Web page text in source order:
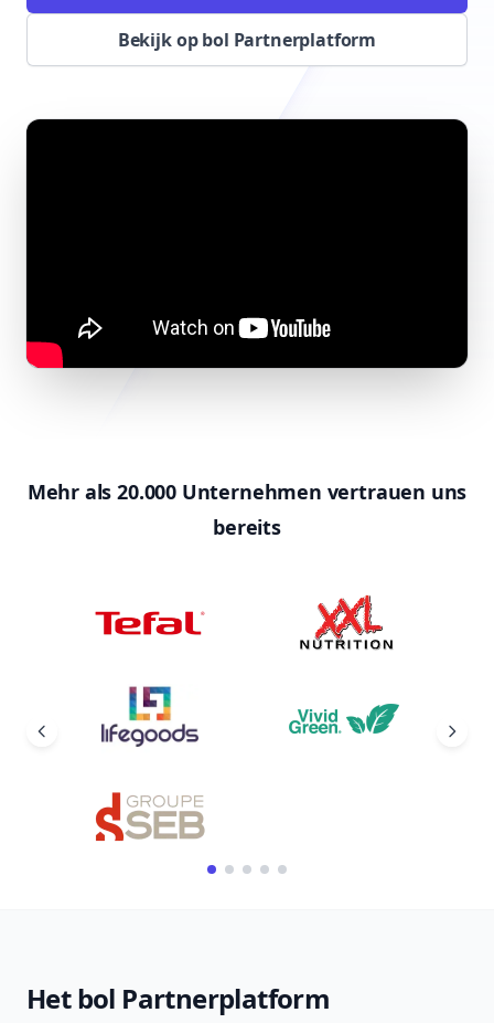
Bekijk op bol Partnerplatform
Mehr als 20.000 Unternehmen vertrauen uns
bereits
Het bol Partnerplatform